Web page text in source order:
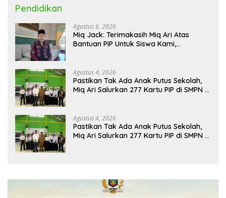
Pendidikan
Agustus 6, 2026
Miq Jack: Terimakasih Miq Ari Atas
Bantuan PIP Untuk Siswa Kami,
Agustus 4, 2026
Pastikan Tak Ada Anak Putus Sekolah,
Miq Ari Salurkan 277 Kartu PIP di SMPN 2
Agustus 4, 2026
Pastikan Tak Ada Anak Putus Sekolah,
Miq Ari Salurkan 277 Kartu PIP di SMPN 2